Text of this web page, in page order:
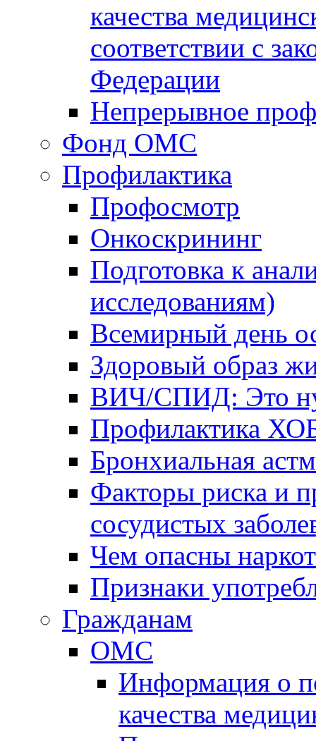
качества
соответствии с
Федерации
Непрерывное
Фонд ОМС
Профилактика
Профосмотр
Онкоскрининг
Подготовка к
исследованиям)
Всемирный день
Здоровый образ
ВИЧ/СПИД: Это
Профилактика
Бронхиальная
Факторы риска и
сосудистых
Чем опасны
Признаки
Гражданам
ОМС
Информация о
качества